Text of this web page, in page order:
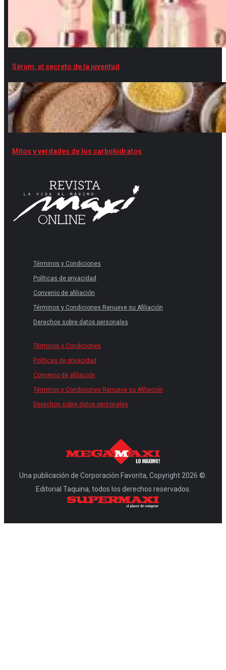
Sérum, el secreto de la juventud
Mitos y verdades de los carbohidratos
Términos y Condiciones
Políticas de privacidad
Convenio de afiliación
Términos y Condiciones Renueve su Afiliación
Derechos sobre datos personales
Términos y Condiciones
Políticas de privacidad
Convenio de afiliación
Términos y Condiciones Renueve su Afiliación
Derechos sobre datos personales
Una publicación de Corporación Favorita, Copyright 2026 ©.
Editorial Taquina, todos los derechos reservados.